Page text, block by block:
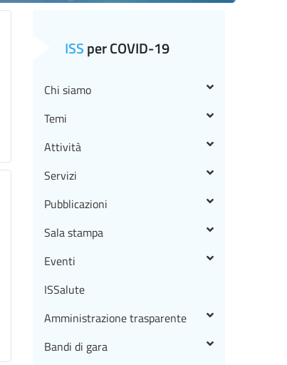
ISSper COVID-19
Chi siamo
Temi
Attività
Servizi
Pubblicazioni
Sala stampa
Eventi
ISSalute
Amministrazione trasparente
Bandi di gara